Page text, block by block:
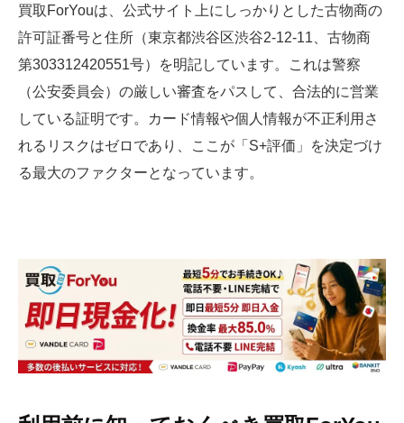
買取ForYouは、公式サイト上にしっかりとした古物商の
許可証番号と住所（東京都渋谷区渋谷2-12-11、古物商
第303312420551号）を明記しています。これは警察
（公安委員会）の厳しい審査をパスして、合法的に営業
している証明です。カード情報や個人情報が不正利用さ
れるリスクはゼロであり、ここが「S+評価」を決定づけ
る最大のファクターとなっています。